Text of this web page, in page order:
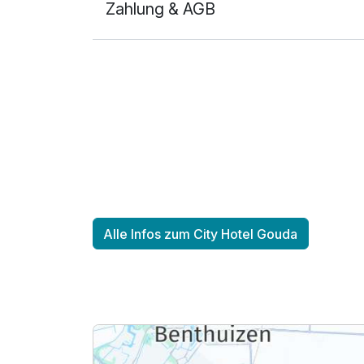
Zahlung & AGB
Alle Infos zum City Hotel Gouda